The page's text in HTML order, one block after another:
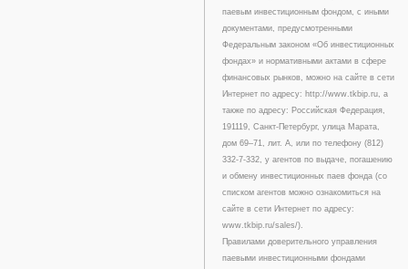
паевым инвестиционным фондом, с иными
документами, предусмотренными
Федеральным законом «Об инвестиционных
фондах» и нормативными актами в сфере
финансовых рынков, можно на сайте в сети
Интернет по адресу: http://www.tkbip.ru, а
также по адресу: Российская Федерация,
191119, Санкт-Петербург, улица Марата,
дом 69–71, лит. А, или по телефону (812)
332-7-332, у агентов по выдаче, погашению
и обмену инвестиционных паев фонда (со
списком агентов можно ознакомиться на
сайте в сети Интернет по адресу:
www.tkbip.ru/sales/).
Правилами доверительного управления
паевыми инвестиционными фондами